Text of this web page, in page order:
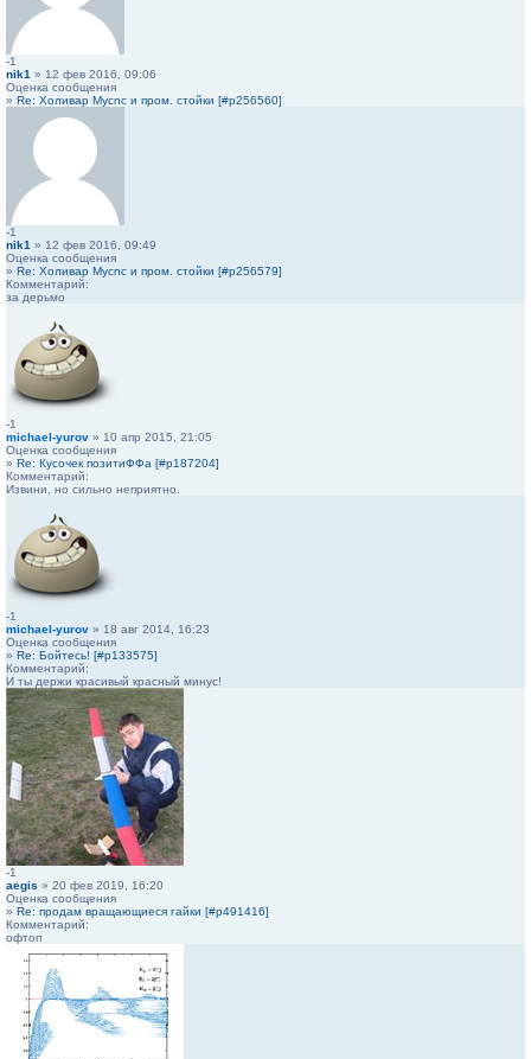
-1
nik1 » 12 фев 2016, 09:06
Оценка сообщения
» Re: Холивар Mycnc и пром. стойки [#p256560]
-1
nik1 » 12 фев 2016, 09:49
Оценка сообщения
» Re: Холивар Mycnc и пром. стойки [#p256579]
Комментарий:
за дерьмо
-1
michael-yurov » 10 апр 2015, 21:05
Оценка сообщения
» Re: Кусочек позитиФФа [#p187204]
Комментарий:
Извини, но сильно неприятно.
-1
michael-yurov » 18 авг 2014, 16:23
Оценка сообщения
» Re: Бойтесь! [#p133575]
Комментарий:
И ты держи красивый красный минус!
-1
aegis » 20 фев 2019, 16:20
Оценка сообщения
» Re: продам вращающиеся гайки [#p491416]
Комментарий:
офтоп